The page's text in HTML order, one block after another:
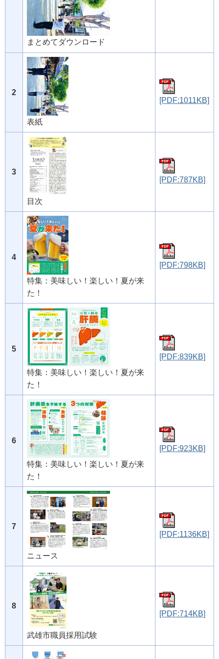
まとめてダウンロード
2
表紙
[PDF:1011KB]
3
目次
[PDF:787KB]
4
特集：美味しい！楽しい！夏が来
た！
[PDF:798KB]
5
特集：美味しい！楽しい！夏が来
た！
[PDF:839KB]
6
特集：美味しい！楽しい！夏が来
た！
[PDF:923KB]
7
ニュース
[PDF:1136KB]
8
武雄市職員採用試験
[PDF:714KB]